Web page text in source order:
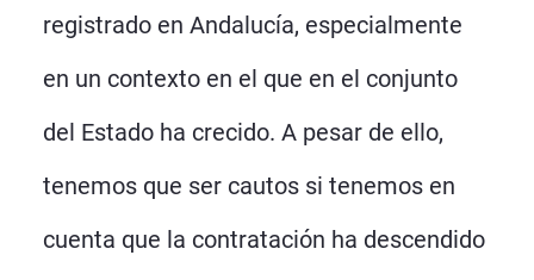
registrado en Andalucía, especialmente
en un contexto en el que en el conjunto
del Estado ha crecido. A pesar de ello,
tenemos que ser cautos si tenemos en
cuenta que la contratación ha descendido